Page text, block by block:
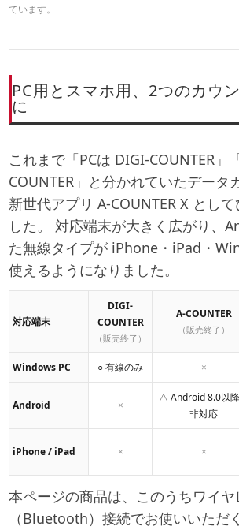
ています。
PC用とスマホ用、2つのカウ
に
これまで「PCは DIGI-COUNTER」
COUNTER」と分かれていたデータ
新世代アプリA-COUNTER X とし
した。 対応端末が大きく広がり、
た無線タイプが iPhone・iPad・
使えるようになりました。
対応端末
DIGI-
COUNTER
（販売終了）
A-COUNTER
（販売終了）
Windows PC ○ 有線のみ ×
Android ×
△ Android 8.0以
非対応
iPhone / iPad × ×
本ページの商品は、このうちワイヤ
（Bluetooth）接続でお使いいただ